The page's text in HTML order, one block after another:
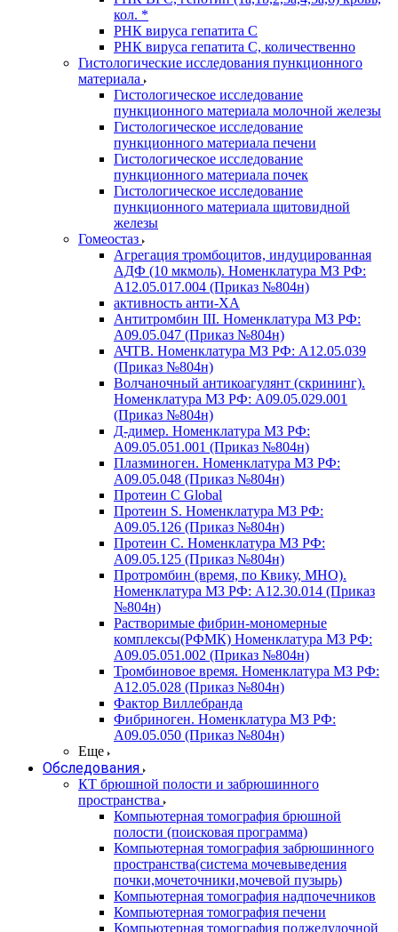
кол. *
РНК вируса гепатита C
РНК вируса гепатита C, количественно
Гистологические исследования пункционного
материала
Гистологическое исследование
пункционного материала молочной железы
Гистологическое исследование
пункционного материала печени
Гистологическое исследование
пункционного материала почек
Гистологическое исследование
пункционного материала щитовидной
железы
Гомеостаз
Агрегация тромбоцитов, индуцированная
АДФ (10 мкмоль). Номенклатура МЗ РФ:
A12.05.017.004 (Приказ №804н)
активность анти-ХА
Антитромбин III. Номенклатура МЗ РФ:
A09.05.047 (Приказ №804н)
АЧТВ. Номенклатура МЗ РФ: A12.05.039
(Приказ №804н)
Волчаночный антикоагулянт (скрининг).
Номенклатура МЗ РФ: A09.05.029.001
(Приказ №804н)
Д-димер. Номенклатура МЗ РФ:
A09.05.051.001 (Приказ №804н)
Плазминоген. Номенклатура МЗ РФ:
A09.05.048 (Приказ №804н)
Протеин C Global
Протеин S. Номенклатура МЗ РФ:
A09.05.126 (Приказ №804н)
Протеин С. Номенклатура МЗ РФ:
A09.05.125 (Приказ №804н)
Протромбин (время, по Квику, МНО).
Номенклатура МЗ РФ: A12.30.014 (Приказ
№804н)
Растворимые фибрин-мономерные
комплексы(РФМК) Номенклатура МЗ РФ:
A09.05.051.002 (Приказ №804н)
Тромбиновое время. Номенклатура МЗ РФ:
A12.05.028 (Приказ №804н)
Фактор Виллебранда
Фибриноген. Номенклатура МЗ РФ:
A09.05.050 (Приказ №804н)
Еще
Обследования
КТ брюшной полости и забрюшинного
пространства
Компьютерная томография брюшной
полости (поисковая программа)
Компьютерная томография забрюшинного
пространства(система мочевыведения
почки,мочеточники,мочевой пузырь)
Компьютерная томография надпочечников
Компьютерная томография печени
Компьютерная томография поджелудочной